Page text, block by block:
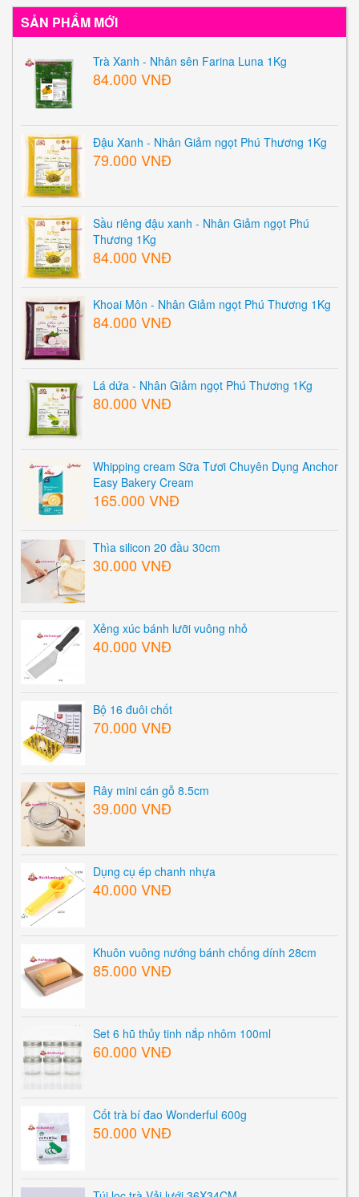
SẢN PHẨM MỚI
Trà Xanh - Nhân sên Farina Luna 1Kg
84.000 VNĐ
Đậu Xanh - Nhân Giảm ngọt Phú Thương 1Kg
79.000 VNĐ
Sầu riêng đậu xanh - Nhân Giảm ngọt Phú
Thương 1Kg
84.000 VNĐ
Khoai Môn - Nhân Giảm ngọt Phú Thương 1Kg
84.000 VNĐ
Lá dứa - Nhân Giảm ngọt Phú Thương 1Kg
80.000 VNĐ
Whipping cream Sữa Tươi Chuyên Dụng Anchor
Easy Bakery Cream
165.000 VNĐ
Thìa silicon 20 đầu 30cm
30.000 VNĐ
Xẻng xúc bánh lưỡi vuông nhỏ
40.000 VNĐ
Bộ 16 đuôi chốt
70.000 VNĐ
Rây mini cán gỗ 8.5cm
39.000 VNĐ
Dụng cụ ép chanh nhựa
40.000 VNĐ
Khuôn vuông nướng bánh chống dính 28cm
85.000 VNĐ
Set 6 hũ thủy tinh nắp nhôm 100ml
60.000 VNĐ
Cốt trà bí đao Wonderful 600g
50.000 VNĐ